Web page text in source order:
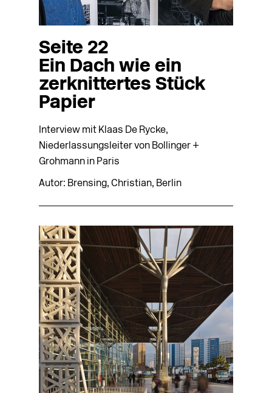
Seite 22
Ein Dach wie ein
zerknittertes Stück
Papier
Interview mit Klaas De Rycke,
Niederlassungsleiter von Bollinger +
Grohmann in Paris
Autor: Brensing, Christian, Berlin